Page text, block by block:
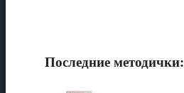
Последние методички: